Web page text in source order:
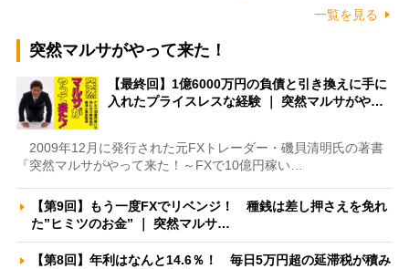
一覧を見る
突然マルサがやって来た！
【最終回】1億6000万円の負債と引き換えに手に
入れたプライスレスな経験 ｜ 突然マルサがや…
2009年12月に発行された元FXトレーダー・磯貝清明氏の著書
『突然マルサがやって来た！～FXで10億円稼い…
【第9回】もう一度FXでリベンジ！ 種銭は差し押さえを免れ
た”ヒミツのお金” ｜ 突然マルサ…
【第8回】年利はなんと14.6％！ 毎日5万円超の延滞税が積み